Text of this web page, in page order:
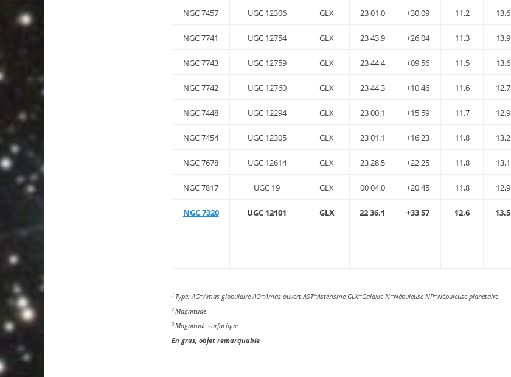
NGC 7457 UGC 12306 GLX 23 01.0 +30 09 11,2 13,6
NGC 7741 UGC 12754 GLX 23 43.9 +26 04 11,3 13,9
NGC 7743 UGC 12759 GLX 23 44.4 +09 56 11,5 13,6
NGC 7742 UGC 12760 GLX 23 44.3 +10 46 11,6 12,7
NGC 7448 UGC 12294 GLX 23 00.1 +15 59 11,7 12,9
NGC 7454 UGC 12305 GLX 23 01.1 +16 23 11,8 13,2
NGC 7678 UGC 12614 GLX 23 28.5 +22 25 11,8 13,1
NGC 7817 UGC 19 GLX 00 04.0 +20 45 11,8 12,9
NGC 7320 UGC 12101 GLX 22 36.1 +33 57 12,6 13,5
1 Type: AG=Amas globulaire AO=Amas ouvert AST=Astérisme GLX=Galaxie N=Nébuleuse NP=Nébuleuse planétaire
2Magnitude
3Magnitude surfacique
En gras, objet remarquable